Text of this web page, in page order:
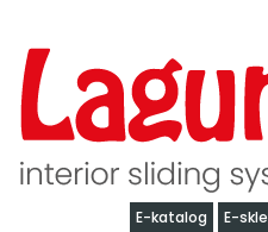
content
E-katalog E-